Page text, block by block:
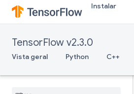
Instalar
TensorFlow v2.3.0
Vista geral Python C++
ChooseFastestDataset
ClipByValue
CollectivePermute
CollectiveReduceV2
CompressElement